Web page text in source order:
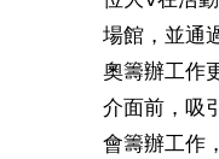
場館，並通
奧籌辦工作
介面前，吸
會籌辦工作